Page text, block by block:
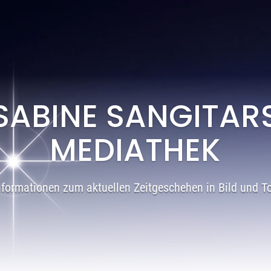
MEDIATHEK
zum aktuellen Zeitgeschehen in Bild und